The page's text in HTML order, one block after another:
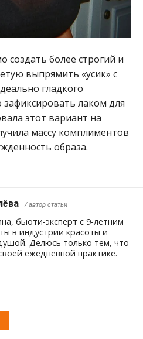
создать более строгий и
выпрямить «усик» с
гладкого
лаком для
этот вариант на
массу комплиментов
образа.
/ автор статьи
бьюти-эксперт с 9-летним
в индустрии красоты и
Делюсь только тем, что
ежедневной практике.